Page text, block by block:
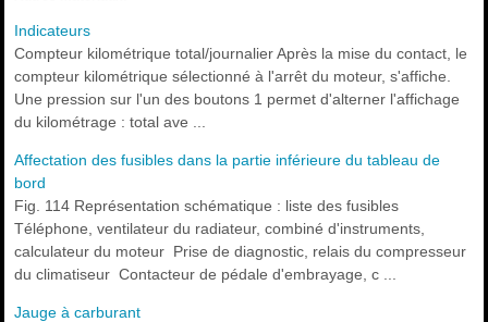
Indicateurs
Compteur kilométrique total/journalier Après la mise du contact, le
compteur kilométrique sélectionné à l'arrêt du moteur, s'affiche.
Une pression sur l'un des boutons 1 permet d'alterner l'affichage
du kilométrage : total ave ...
Affectation des fusibles dans la partie inférieure du tableau de
bord
Fig. 114 Représentation schématique : liste des fusibles
Téléphone, ventilateur du radiateur, combiné d'instruments,
calculateur du moteur Prise de diagnostic, relais du compresseur
du climatiseur Contacteur de pédale d'embrayage, c ...
Jauge à carburant